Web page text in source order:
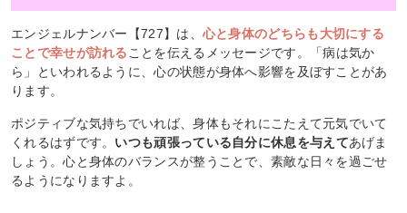
エンジェルナンバー【727】は、 心と身体のどちらも大切にする
ことで幸せが訪れることを伝えるメッセージです。「病は気か
ら」といわれるように、心の状態が身体へ影響を及ぼすことがあ
ります。
ポジティブな気持ちでいれば、身体もそれにこたえて元気でいて
くれるはずです。 いつも頑張っている自分に休息を与えてあげま
しょう。心と身体のバランスが整うことで、素敵な日々を過ごせ
るようになりますよ。